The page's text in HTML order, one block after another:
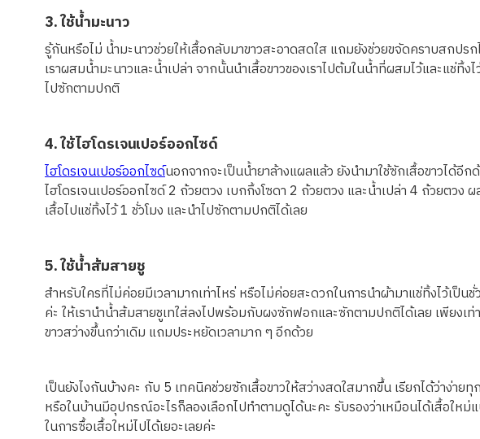
3. ใช้น้ำมะนาว
รู้กันหรือไม่ น้ำมะนาวช่วยให้เสื้อกลับมาขาวสะอาดสดใส แถมยังช่วยขจัดคราบสกป
เราผสมน้ำมะนาวและน้ำเปล่า จากนั้นนำเสื้อขาวของเราไปต้มในน้ำที่ผสมไว้และแช่ทิ้ง
ไปซักตามปกติ
4. ใช้ไฮโดรเจนเปอร์ออกไซด์
ไฮโดรเจนเปอร์ออกไซด์นอกจากจะเป็นน้ำยาล้างแผลแล้ว ยังนำมาใช้ซักเสื้อขาวได้อีก
ไฮโดรเจนเปอร์ออกไซด์ 2 ถ้วยตวง เบกกิ้งโซดา 2 ถ้วยตวง และน้ำเปล่า 4 ถ้วยตวง
เสื้อไปแช่ทิ้งไว้ 1 ชั่วโมง และนำไปซักตามปกติได้เลย
5. ใช้น้ำส้มสายชู
สำหรับใครที่ไม่ค่อยมีเวลามากเท่าไหร่ หรือไม่ค่อยสะดวกในการนำผ้ามาแช่ทิ้งไว้เป็นชั่
ค่ะ ให้เรานำน้ำส้มสายชูเทใส่ลงไปพร้อมกับผงซักฟอกและซักตามปกติได้เลย เพียงเท่
ขาวสว่างขึ้นกว่าเดิม แถมประหยัดเวลามาก ๆ อีกด้วย
เป็นยังไงกันบ้างคะ กับ 5 เทคนิคช่วยซักเสื้อขาวให้สว่างสดใสมากขึ้น เรียกได้ว่าง่าย
หรือในบ้านมีอุปกรณ์อะไรก็ลองเลือกไปทำตามดูได้นะคะ รับรองว่าเหมือนได้เสื้อใหม่
ในการซื้อเสื้อใหม่ไปได้เยอะเลยค่ะ